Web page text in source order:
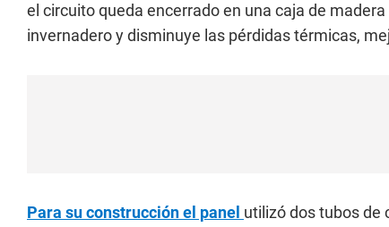
el circuito queda encerrado en una caja de
invernadero y disminuye las pérdidas térmicas,
Para su construcción el panel utilizó dos tubos de